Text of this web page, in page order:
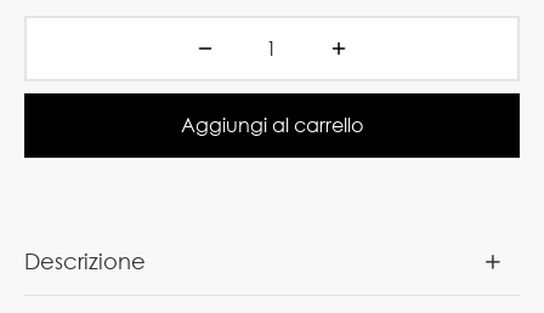
Aggiungi al carrello
Descrizione